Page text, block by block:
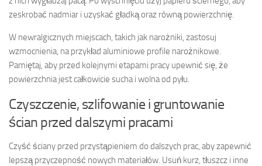
zeskrobać nadmiar i uzyskać gładką oraz równą powierzchnię.
W newralgicznych miejscach, takich jak narożniki, zastosuj
wzmocnienia, na przykład aluminiowe profile narożnikowe.
Pamiętaj, aby przed kolejnymi etapami pracy upewnić się, że
powierzchnia jest całkowicie sucha i wolna od pyłu.
Czyszczenie, szlifowanie i gruntowanie
ścian przed dalszymi pracami
Czyść ściany przed przystąpieniem do dalszych prac, aby zapewnić
lepszą przyczepność nowych materiałów. Usuń kurz, tłuszcz i inne